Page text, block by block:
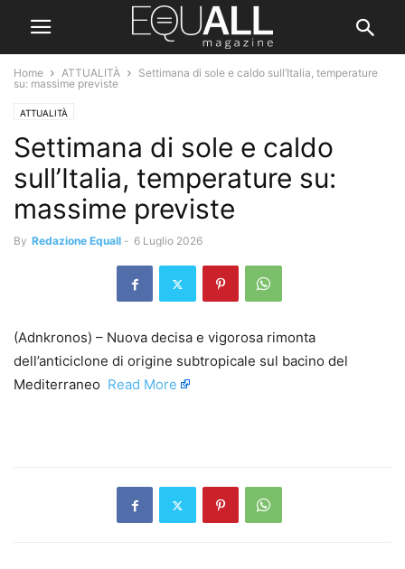
Home ATTUALITÀ
Settimana di sole e caldo sull’Italia, temperature
su: massime previste
ATTUALITÀ
Settimana di sole e caldo
sull’Italia, temperature su:
massime previste
By Redazione Equall - 6 Luglio 2026
(Adnkronos) – Nuova decisa e vigorosa rimonta
dell’anticiclone di origine subtropicale sul bacino del
Mediterraneo ​ Read More